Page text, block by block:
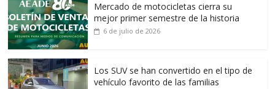
Mercado de motocicletas cierra su
mejor primer semestre de la historia
6 de julio de 2026
Los SUV se han convertido en el tipo de
vehículo favorito de las familias